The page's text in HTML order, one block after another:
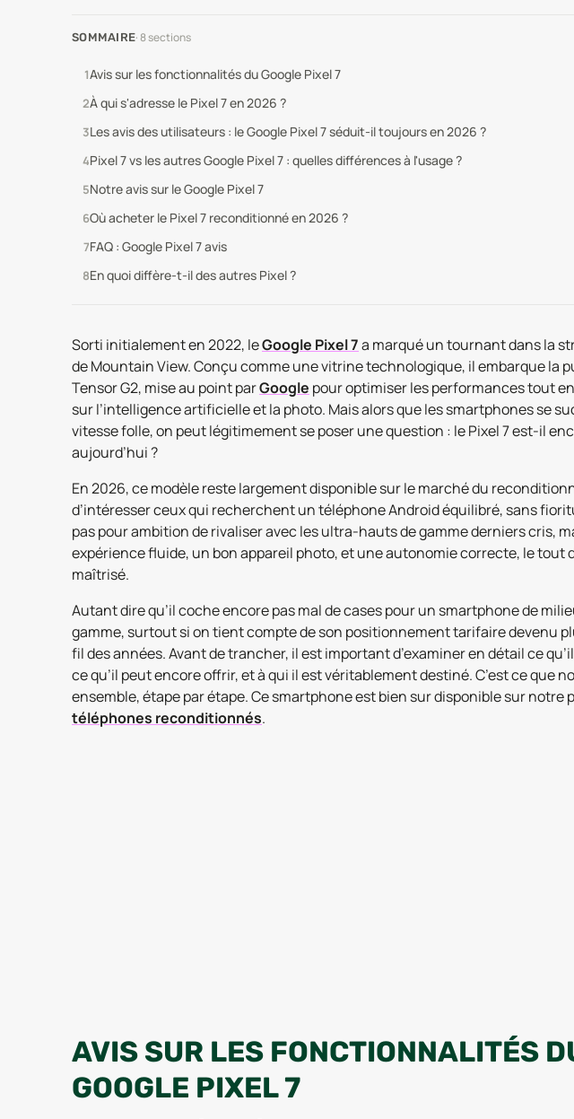
SOMMAIRE·8sections
Avis sur les fonctionnalités du Google Pixel 7
À qui s'adresse le Pixel 7 en 2026 ?
Les avis des utilisateurs : le Google Pixel 7 séduit-il toujours en 2026 ?
Pixel 7 vs les autres Google Pixel 7 : quelles différences à l'usage ?
Notre avis sur le Google Pixel 7
Où acheter le Pixel 7 reconditionné en 2026 ?
FAQ : Google Pixel 7 avis
En quoi diffère-t-il des autres Pixel ?
Sorti initialement en 2022, leGoogle Pixel 7a marqué un tournant dans la
de Mountain View. Conçu comme une vitrine technologique, il embarque la
Tensor G2, mise au point parGoogle pour optimiser les performances tout
sur l’intelligence artificielle et la photo. Mais alors que les smartphones se
vitesse folle, on peut légitimement se poser une question : le Pixel 7 est-il
aujourd’hui ?
En 2026, ce modèle reste largement disponible sur le marché du
d’intéresser ceux qui recherchent un téléphone Android équilibré, sans
pas pour ambition de rivaliser avec les ultra-hauts de gamme derniers cris,
expérience fluide, un bon appareil photo, et une autonomie correcte, le tout
maîtrisé.
Autant dire qu’il coche encore pas mal de cases pour un smartphone de
gamme, surtout si on tient compte de son positionnement tarifaire devenu
fil des années. Avant de trancher, il est important d’examiner en détail ce
ce qu’il peut encore offrir, et à qui il est véritablement destiné. C’est ce que
ensemble, étape par étape. Ce smartphone est bien sur disponible sur notre
téléphones reconditionnés.
AVIS SUR LES FONCTIONNALITÉS
GOOGLE PIXEL 7